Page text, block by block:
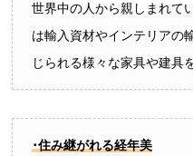
世界中の人から親しまれて
は輸入資材やインテリアの
じられる様々な家具や建具
･住み継がれる経年美